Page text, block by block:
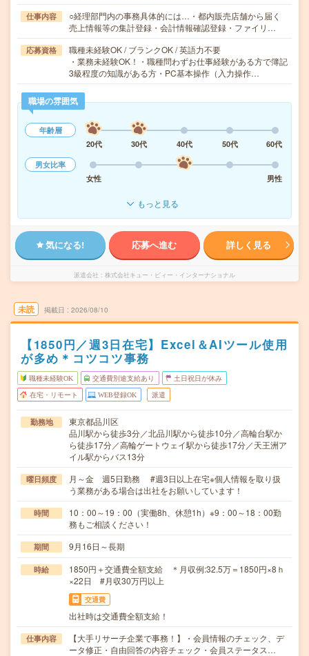
仕事内容
○経理部門内の事務具体的には…・都内販売店舗から届く
売上情報等の集計登録・会計情報確認登録・ファイリ…
応募資格
職種未経験OK / ブランクOK / 英語力不要
・業務未経験OK！・職種問わずお仕事経験がある方で簿記
3級程度の知識がある方・PC基本操作（入力操作…
職場の雰囲気
年齢層
20代
30代 40代 50代
60代
男女比率
女性
男性
もっと見る
気になる! 応募へ進む 詳しく見る
派遣会社 株式会社キュー・ビィー・インターナショナル
未読 掲載日 2026/08/10
【1850円／週3日在宅】Excel＆AIツール使用
が多め＊コツコツ事務
職種未経験OK 交通費別途支給あり 土日祝日が休み
在宅・リモート WEB登録OK 派遣
勤務地
東京都品川区
品川駅から徒歩3分／北品川駅から徒歩10分／高輪台駅か
ら徒歩17分／高輪ゲートウェイ駅から徒歩17分／天王洲ア
イル駅からバス13分
曜日頻度
月～金 週5日勤務 #週3日以上在宅※個人情報を取り扱
う業務がある場合は出社をお願いしています！
時間
10：00～19：00（実働8h、休憩1h）※9：00～18：00勤
務もご相談ください！
期間 9月16日～長期
時給
1850円＋交通費全額支給 ＊月収例:32.5万＝1850円×8ｈ
×22日 #月収30万円以上
交通費
出社時は交通費全額支給！
仕事内容
【大手リサーチ企業で事務！】・会員情報のチェック、デ
ータ修正・自由回答の内容チェック・会員ステータス…